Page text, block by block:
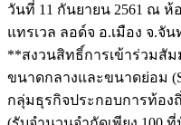
วันที่ 11 กันยายน 2561 ณ
แทรเวล ลอด์จ อ.เมือง จ.จัน
**สงวนสิทธิ์การเข้าร่วมสั
ขนาดกลางและขนาดย่อม
กลุ่มธุรกิจประกอบการท้อง